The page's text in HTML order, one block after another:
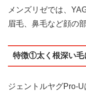
メンズリゼでは、
眉毛、鼻毛など顔の
特徴①太く根深い毛
ジェントルヤグPro-